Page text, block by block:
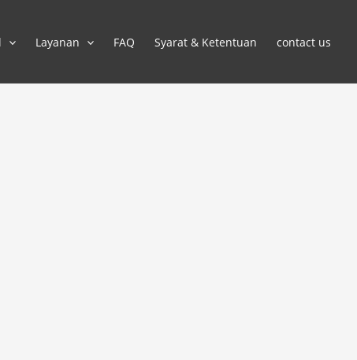
Layanan FAQ Syarat & Ketentuan contact us